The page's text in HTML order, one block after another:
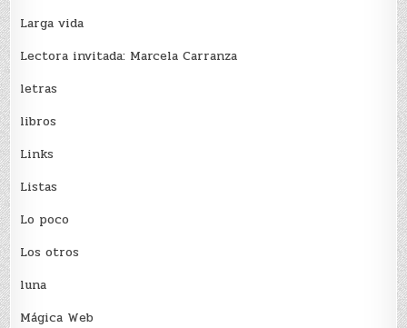
Larga vida
Lectora invitada: Marcela Carranza
letras
libros
Links
Listas
Lo poco
Los otros
luna
Mágica Web